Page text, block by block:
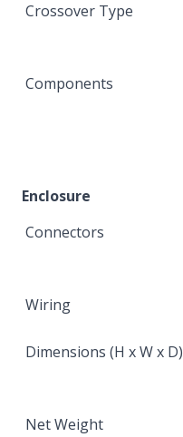
Crossover Type
Components
Enclosure
Connectors
Wiring
Dimensions (H x W x D)
Net Weight